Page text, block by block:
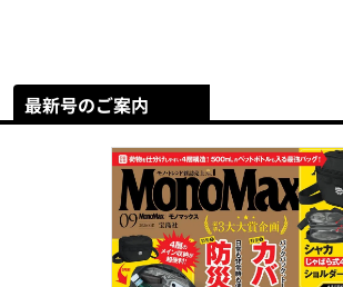
最新号のご案内